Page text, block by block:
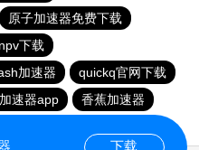
原子加速器免费下载
下载
加速器
quickq官网下载
速器app
香蕉加速器
下载